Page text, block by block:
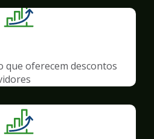
Ilustração
Gestão
que oferecem descontos
Ilustração